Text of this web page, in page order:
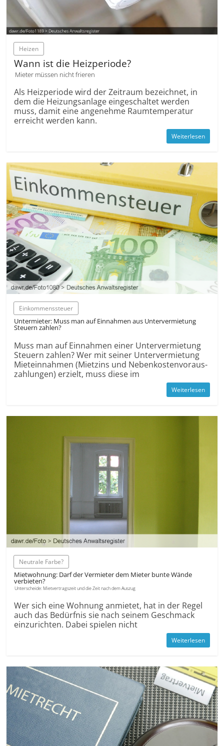
Heizen
Wann ist die Heizperiode?
Mieter müssen nicht frieren
Als Heizperiode wird der Zeitraum bezeichnet, in
dem die Heizungsanlage eingeschaltet werden
muss, damit eine angenehme Raumtemperatur
erreicht werden kann.
Weiterlesen
Einkommenssteuer
Unter­mieter: Muss man auf Ein­nahmen aus Unter­vermie­tung
Steuern zahlen?
Muss man auf Einnahmen einer Unter­vermietung
Steuern zahlen? Wer mit seiner Unter­vermietung
Miet­einnahmen (Mietzins und Neben­kosten­voraus­
zahlungen) erzielt, muss diese im
Weiterlesen
Neutrale Farbe?
Mietwohnung: Darf der Vermieter dem Mieter bunte Wände
verbieten?
Unterscheide: Mietvertragszeit und die Zeit nach dem Auszug
Wer sich eine Wohnung anmietet, hat in der Regel
auch das Bedürfnis sie nach seinem Geschmack
ein­zurichten. Dabei spielen nicht
Weiterlesen